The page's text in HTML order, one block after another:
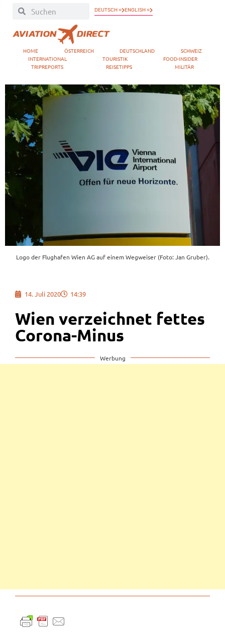
DEUTSCH » ENGLISH »
HOME ÖSTERREICH DEUTSCHLAND
SCHWEIZ
INTERNATIONAL
TOURISTIK
FOOD-INSIDER
TRIPREPORTS
REISETIPPS MILITÄR
Logo der Flughafen Wien AG auf einem Wegweiser (Foto: Jan Gruber).
14. Juli 2020 14:39
Wien verzeichnet fettes
Corona-Minus
Werbung